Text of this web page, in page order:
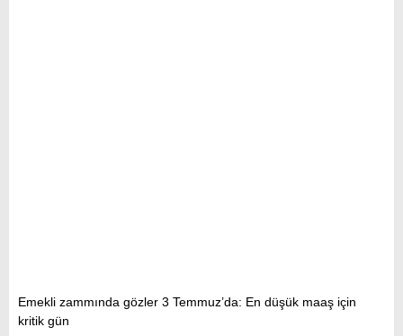
Emekli zammında gözler 3 Temmuz’da: En düşük maaş için
kritik gün